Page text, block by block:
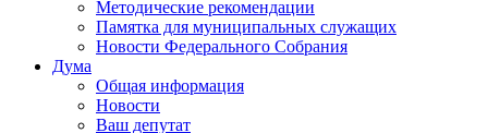
Методические рекомендации
Памятка для муниципальных служащих
Новости Федерального Cобрания
Дума
Общая информация
Новости
Ваш депутат